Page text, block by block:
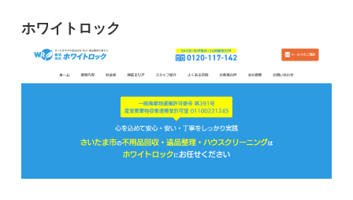
ホワイトロック